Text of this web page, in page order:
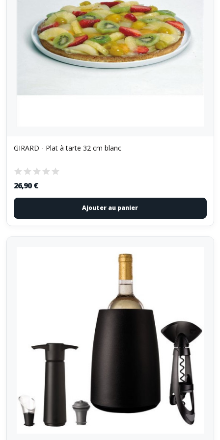
GIRARD - Plat à tarte 32 cm blanc
26,90 €
Ajouter au panier